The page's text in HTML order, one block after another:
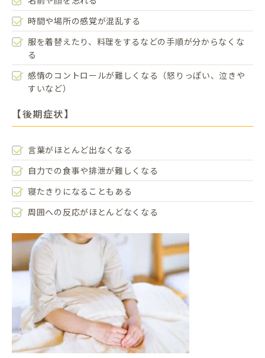
時間や場所の感覚が混乱する
服を着替えたり、料理をするなどの手順が分からなくな
る
感情のコントロールが難しくなる（怒りっぽい、泣きや
すいなど）
【後期症状】
言葉がほとんど出なくなる
自力での食事や排泄が難しくなる
寝たきりになることもある
周囲への反応がほとんどなくなる